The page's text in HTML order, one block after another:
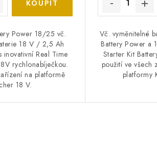
Power 18/25 vč.
18 V / 2,5 Ah
inovativní Real Time
rychlonabíječkou.
na platformě
18 V.
Vč. vyměnitelné
Battery Power a
Starter Kit
použití ve všech
platformy